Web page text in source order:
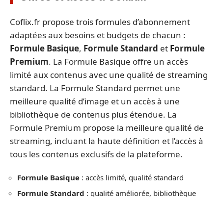
Coflix.fr propose trois formules d’abonnement
adaptées aux besoins et budgets de chacun :
Formule Basique, Formule Standard et Formule
Premium. La Formule Basique offre un accès
limité aux contenus avec une qualité de streaming
standard. La Formule Standard permet une
meilleure qualité d’image et un accès à une
bibliothèque de contenus plus étendue. La
Formule Premium propose la meilleure qualité de
streaming, incluant la haute définition et l’accès à
tous les contenus exclusifs de la plateforme.
Formule Basique : accès limité, qualité standard
Formule Standard : qualité améliorée, bibliothèque